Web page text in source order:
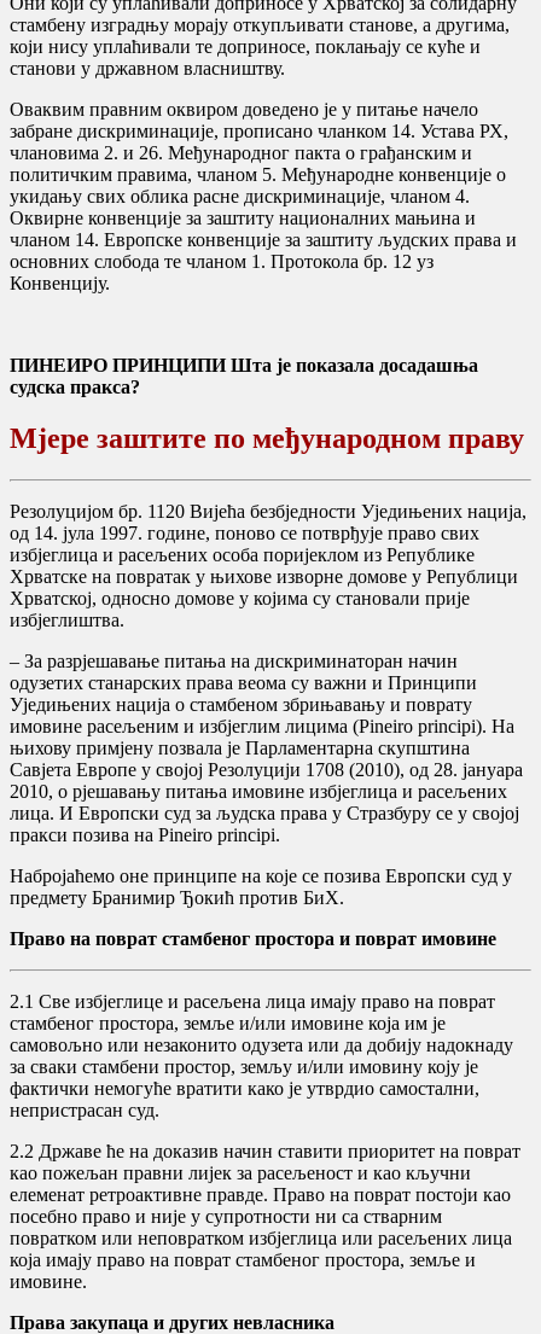
стамбену изградњу морају откупљивати станове, а другима,
који нису уплаћивали те доприносе, поклањају се куће и
станови у државном власништву.
Оваквим правним оквиром доведено је у питање начело
забране дискриминације, прописано чланком 14. Устава РХ,
члановима 2. и 26. Међународног пакта о грађанским и
политичким правима, чланом 5. Међународне конвенције о
укидању свих облика расне дискриминације, чланом 4.
Оквирне конвенције за заштиту националних мањина и
чланом 14. Европске конвенције за заштиту људских права и
основних слобода те чланом 1. Протокола бр. 12 уз
Конвенцију.
ПИНЕИРО ПРИНЦИПИ Шта је показала досадашња
судска пракса?
Мјере заштите по међународном праву
Резолуцијом бр. 1120 Вијећа безбједности Уједињених нација,
од 14. јула 1997. године, поново се потврђује право свих
избјеглица и расељених особа поријеклом из Републике
Хрватске на повратак у њихове изворне домове у Републици
Хрватској, односно домове у којима су становали прије
избјеглиштва.
– За разрјешавање питања на дискриминаторан начин
одузетих станарских права веома су важни и Принципи
Уједињених нација о стамбеном збрињавању и поврату
имовине расељеним и избјеглим лицима (Pineiro principi). На
њихову примјену позвала је Парламентарна скупштина
Савјета Европе у својој Резолуцији 1708 (2010), од 28. јануара
2010, о рјешавању питања имовине избјеглица и расељених
лица. И Европски суд за људска права у Стразбуру се у својој
пракси позива на Pineiro principi.
Набројаћемо оне принципе на које се позива Европски суд у
предмету Бранимир Ђокић против БиХ.
Право на поврат стамбеног простора и поврат имовине
2.1 Све избјеглице и расељена лица имају право на поврат
стамбеног простора, земље и/или имовине која им је
самовољно или незаконито одузета или да добију надокнаду
за сваки стамбени простор, земљу и/или имовину коју је
фактички немогуће вратити како је утврдио самостални,
непристрасан суд.
2.2 Државе ће на доказив начин ставити приоритет на поврат
као пожељан правни лијек за расељеност и као кључни
елеменат ретроактивне правде. Право на поврат постоји као
посебно право и није у супротности ни са стварним
повратком или неповратком избјеглица или расељених лица
која имају право на поврат стамбеног простора, земље и
имовине.
Права закупаца и других невласника